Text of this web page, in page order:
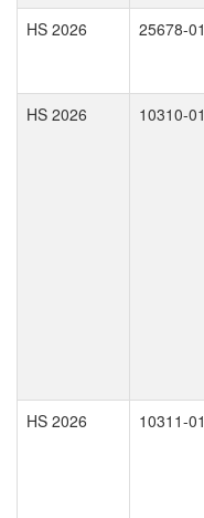
HS 2026
25678-01
HS 2026
10310-01
HS 2026 10311-01